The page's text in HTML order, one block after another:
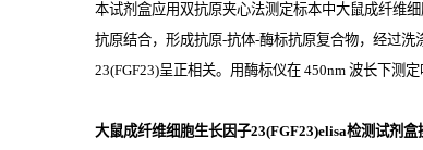
本试剂盒应用双抗原夹心法测定标本中大鼠成纤维细
抗原结合，形成抗原-抗体-酶标抗原复合物，经过洗
23(FGF23)呈正相关。用酶标仪在 450nm 波长下测定
大鼠成纤维细胞生长因子23(FGF23)elisa检测试剂盒